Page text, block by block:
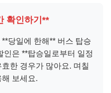
확인하기**
당일에 한해** 버스 탑승
인은 **탑승일로부터 일정
한 경우가 많아요. 며칠
보세요.